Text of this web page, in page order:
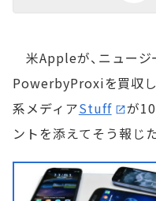
米Appleが、ニュー
PowerbyProxiを買収
系メディアStuff
が
ントを添えてそう報じ